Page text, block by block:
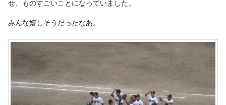
せ、ものすごいことになっていました。
みんな嬉しそうだったなあ。